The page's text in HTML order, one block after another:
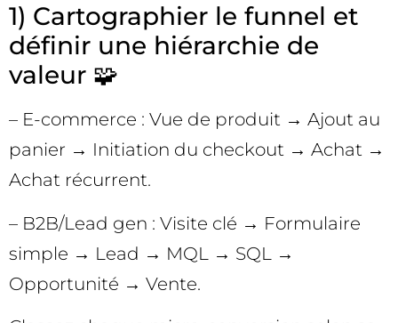
1) Cartographier le funnel et
définir une hiérarchie de
valeur 🧩
– E-commerce : Vue de produit → Ajout au
panier → Initiation du checkout → Achat →
Achat récurrent.
– B2B/Lead gen : Visite clé → Formulaire
simple → Lead → MQL → SQL →
Opportunité → Vente.